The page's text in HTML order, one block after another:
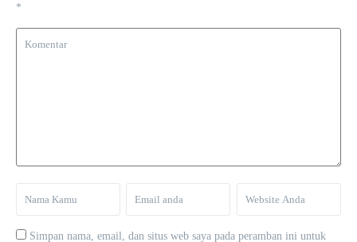
*
Simpan nama, email, dan situs web saya pada peramban ini untuk